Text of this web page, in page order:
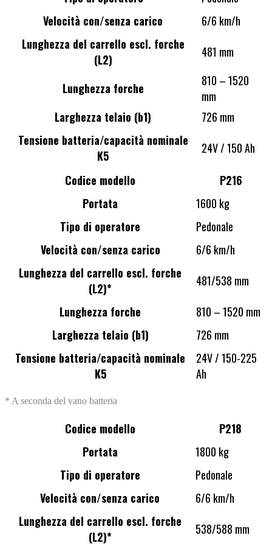
Velocità con/senza carico
6/6 km/h
Lunghezza del carrello escl. forche
(L2)
481 mm
Lunghezza forche
810 – 1520
mm
Larghezza telaio (b1)
726 mm
Tensione batteria/capacità nominale
K5
24V / 150 Ah
Codice modello
P216
Portata
1600 kg
Tipo di operatore
Pedonale
Velocità con/senza carico
6/6 km/h
Lunghezza del carrello escl. forche
(L2)*
481/538 mm
Lunghezza forche
810 – 1520 mm
Larghezza telaio (b1)
726 mm
Tensione batteria/capacità nominale
K5
24V / 150-225
Ah
* A seconda del vano batteria
Codice modello
P218
Portata
1800 kg
Tipo di operatore
Pedonale
Velocità con/senza carico
6/6 km/h
Lunghezza del carrello escl. forche
(L2)*
538/588 mm